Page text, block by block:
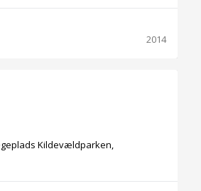
2014
Kildevældparken,